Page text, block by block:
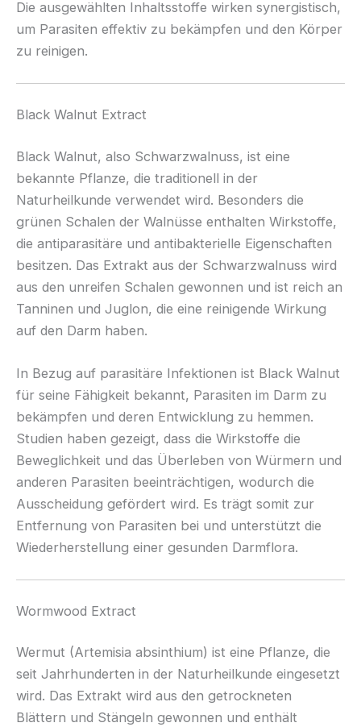
Die ausgewählten Inhaltsstoffe wirken synergistisch,
um Parasiten effektiv zu bekämpfen und den Körper
zu reinigen.
Black Walnut Extract
Black Walnut, also Schwarzwalnuss, ist eine
bekannte Pflanze, die traditionell in der
Naturheilkunde verwendet wird. Besonders die
grünen Schalen der Walnüsse enthalten Wirkstoffe,
die antiparasitäre und antibakterielle Eigenschaften
besitzen. Das Extrakt aus der Schwarzwalnuss wird
aus den unreifen Schalen gewonnen und ist reich an
Tanninen und Juglon, die eine reinigende Wirkung
auf den Darm haben.
In Bezug auf parasitäre Infektionen ist Black Walnut
für seine Fähigkeit bekannt, Parasiten im Darm zu
bekämpfen und deren Entwicklung zu hemmen.
Studien haben gezeigt, dass die Wirkstoffe die
Beweglichkeit und das Überleben von Würmern und
anderen Parasiten beeinträchtigen, wodurch die
Ausscheidung gefördert wird. Es trägt somit zur
Entfernung von Parasiten bei und unterstützt die
Wiederherstellung einer gesunden Darmflora.
Wormwood Extract
Wermut (Artemisia absinthium) ist eine Pflanze, die
seit Jahrhunderten in der Naturheilkunde eingesetzt
wird. Das Extrakt wird aus den getrockneten
Blättern und Stängeln gewonnen und enthält